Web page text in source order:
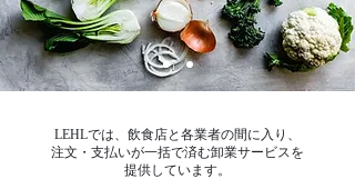
LEHLでは、飲食店と各業者の間に入り、
注文・支払いが一括で済む卸業サービスを
提供しています。